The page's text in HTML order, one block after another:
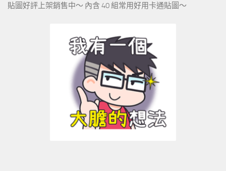
貼圖好評上架銷售中～ 內含 40 組常用好用卡通貼圖～